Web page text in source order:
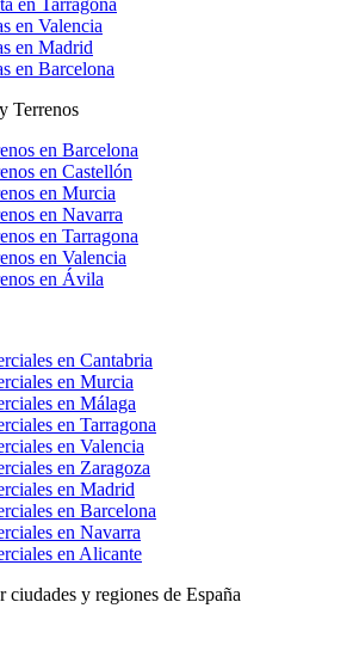
en Valencia
en Madrid
en Barcelona
Terrenos
en Barcelona
en Castellón
en Murcia
en Navarra
en Tarragona
en Valencia
en Ávila
en Cantabria
en Murcia
en Málaga
en Tarragona
en Valencia
en Zaragoza
en Madrid
en Barcelona
en Navarra
en Alicante
ciudades y regiones de España